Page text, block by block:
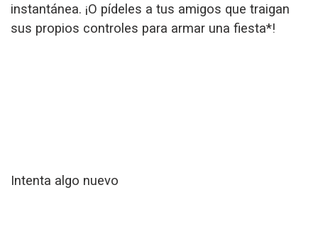
instantánea. ¡O pídeles a tus amigos que traigan
sus propios controles para armar una fiesta*!
Intenta algo nuevo